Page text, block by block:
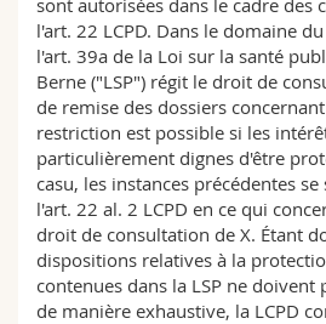
sont autorisées dans le cadre des
l'art. 22 LCPD. Dans le domaine
l'art. 39a de la Loi sur la santé
Berne ("LSP") régit le droit de
de remise des dossiers
restriction est possible si les
particulièrement dignes d'être
casu, les instances précédentes
l'art. 22 al. 2 LCPD en ce qui
droit de consultation de X. Étant
dispositions relatives à la
contenues dans la LSP ne doivent
de manière exhaustive, la LCPD